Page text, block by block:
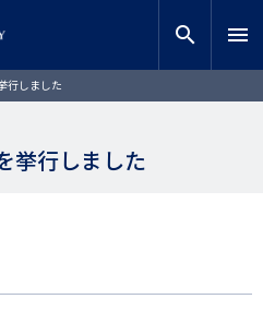
search menu
行しました
挙行しました